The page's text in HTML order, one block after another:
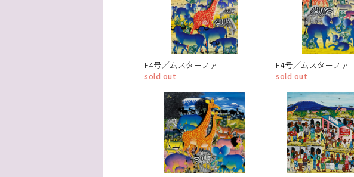
F4号／ムスターファ
sold out
F4号／ムスターファ
sold out